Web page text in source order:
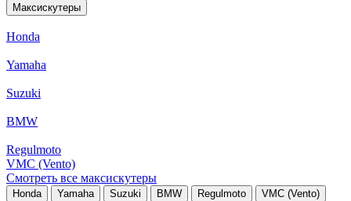
Максискутеры
Honda
Yamaha
Suzuki
BMW
Regulmoto
VMC (Vento)
Смотреть все максискутеры
Honda Yamaha Suzuki BMW Regulmoto VMC (Vento)